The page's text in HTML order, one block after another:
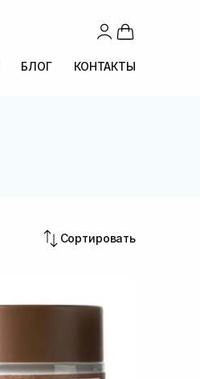
БЛОГ КОНТАКТЫ
Сортировать